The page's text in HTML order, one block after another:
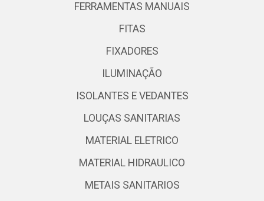
FERRAMENTAS MANUAIS
FITAS
FIXADORES
ILUMINAÇÃO
ISOLANTES E VEDANTES
LOUÇAS SANITARIAS
MATERIAL ELETRICO
MATERIAL HIDRAULICO
METAIS SANITARIOS